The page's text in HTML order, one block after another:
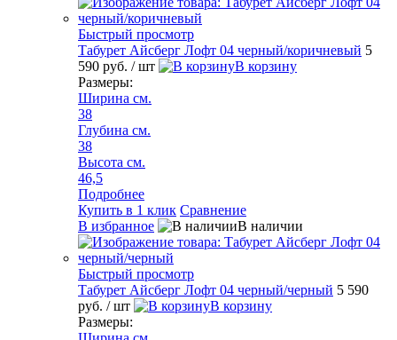
Быстрый просмотр
Табурет Айсберг Лофт 04 черный/коричневый 5
590 руб. / шт
В корзину
Размеры:
Ширина см.
38
Глубина см.
38
Высота см.
46,5
Подробнее
Купить в 1 клик Сравнение
В избранное
В наличии
Быстрый просмотр
Табурет Айсберг Лофт 04 черный/черный 5 590
руб. / шт
В корзину
Размеры: